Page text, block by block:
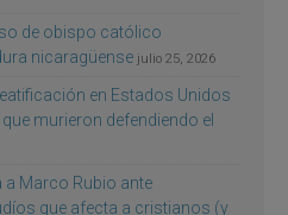
de obispo católico
nicaragüense julio 25, 2026
en Estados Unidos
murieron defendiendo el
Marco Rubio ante
que afecta a cristianos (y